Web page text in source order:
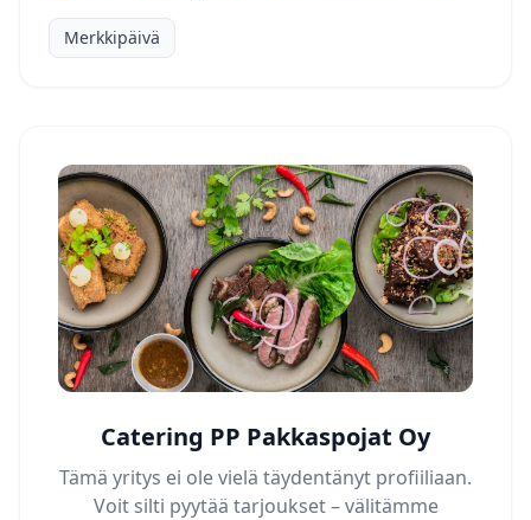
Merkkipäivä
Catering PP Pakkaspojat Oy
Tämä yritys ei ole vielä täydentänyt profiiliaan.
Voit silti pyytää tarjoukset – välitämme